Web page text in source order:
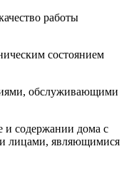
работы
состоянием
обслуживающими
и содержании дома с
лицами, являющимися